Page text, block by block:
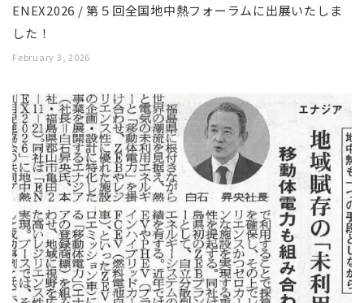
ENEX2026 / 第５回全国地中熱フォーラムに出展いたしま
した！
February 3, 2026